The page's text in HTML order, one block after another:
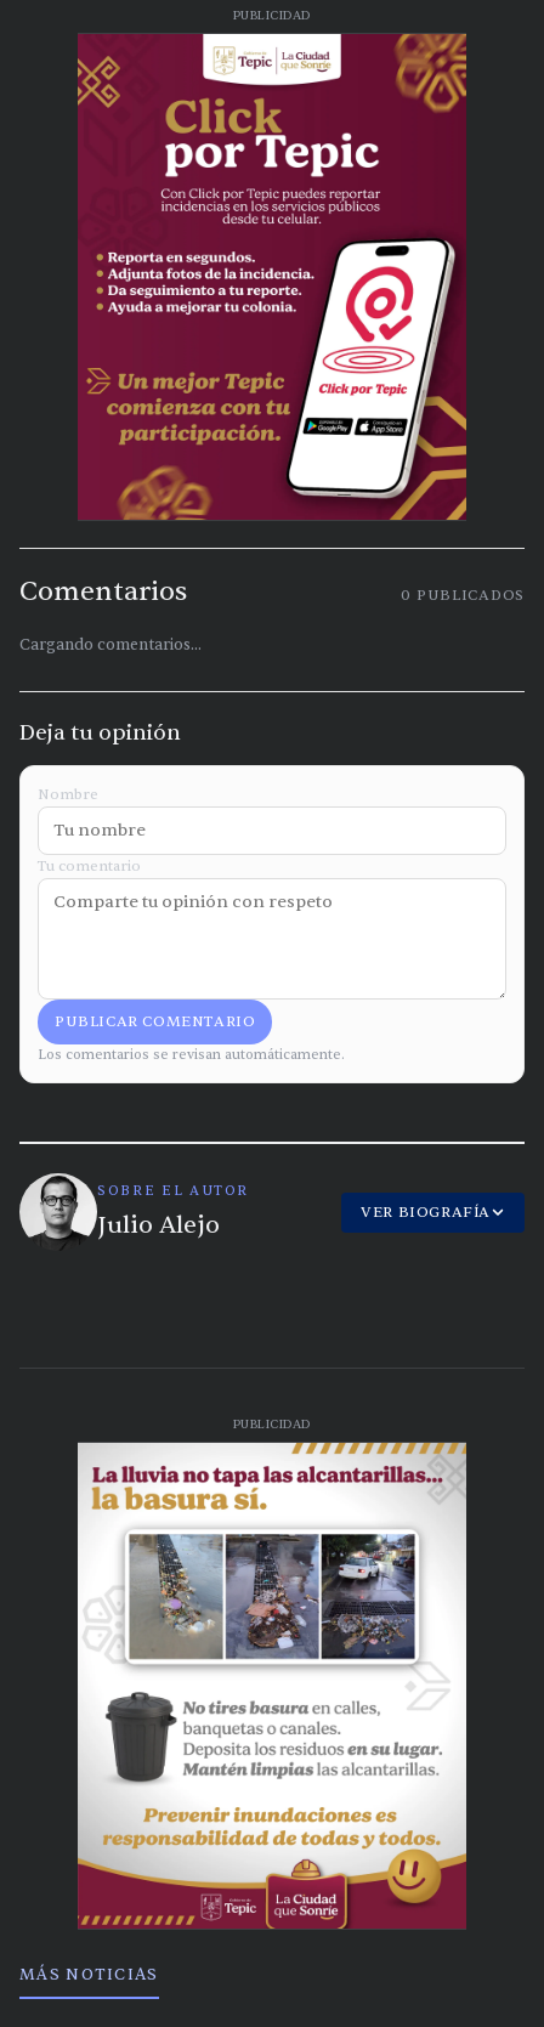
PUBLICIDAD
Comentarios 0 PUBLICADOS
Cargando comentarios...
Deja tu opinión
Nombre
Tu comentario
PUBLICAR COMENTARIO
Los comentarios se revisan automáticamente.
SOBRE EL AUTOR
Julio Alejo VER BIOGRAFÍA
PUBLICIDAD
MÁS NOTICIAS